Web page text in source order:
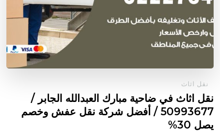
نقل اثاث
نقل اثاث في ضاحية مبارك العبدالله الجابر /
50993677 / أفضل شركة نقل عفش وخصم
يصل 30%